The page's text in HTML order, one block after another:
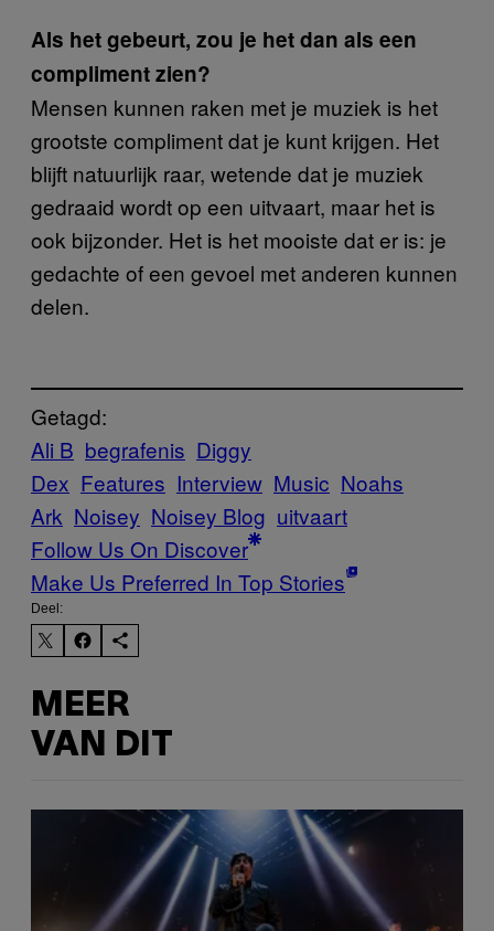
Als het gebeurt, zou je het dan als een
compliment zien?
Mensen kunnen raken met je muziek is het
grootste compliment dat je kunt krijgen. Het
blijft natuurlijk raar, wetende dat je muziek
gedraaid wordt op een uitvaart, maar het is
ook bijzonder. Het is het mooiste dat er is: je
gedachte of een gevoel met anderen kunnen
delen.
Getagd:
Ali B begrafenis Diggy
Dex Features Interview Music Noahs
Ark Noisey Noisey Blog uitvaart
Follow Us On Discover
Make Us Preferred In Top Stories
Deel:
MEER
VAN DIT